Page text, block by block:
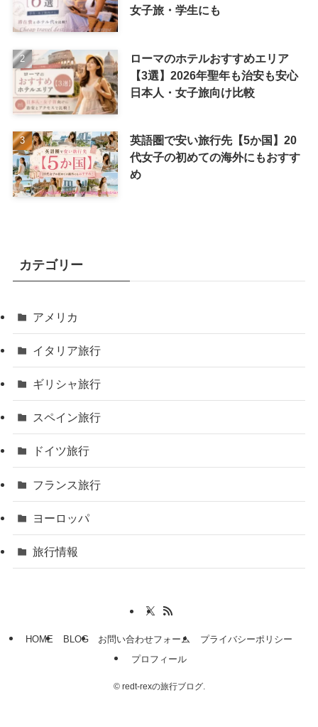
女子旅・学生にも
ローマのホテルおすすめエリア
【3選】2026年聖年も治安も安心
日本人・女子旅向け比較
英語圏で安い旅行先【5か国】20
代女子の初めての海外にもおすす
め
カテゴリー
アメリカ
イタリア旅行
ギリシャ旅行
スペイン旅行
ドイツ旅行
フランス旅行
ヨーロッパ
旅行情報
HOME BLOG お問い合わせフォーム
プライバシーポリシー
プロフィール
©redt-rexの旅行ブログ.